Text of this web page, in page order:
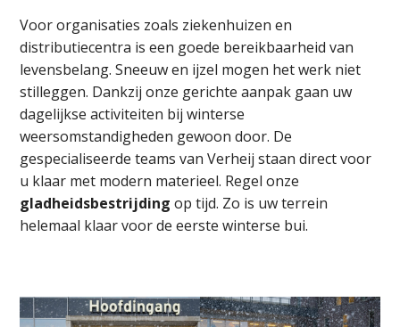
Voor organisaties zoals ziekenhuizen en
distributiecentra is een goede bereikbaarheid van
levensbelang. Sneeuw en ijzel mogen het werk niet
stilleggen. Dankzij onze gerichte aanpak gaan uw
dagelijkse activiteiten bij winterse
weersomstandigheden gewoon door. De
gespecialiseerde teams van Verheij staan direct voor
u klaar met modern materieel. Regel onze
gladheidsbestrijding op tijd. Zo is uw terrein
helemaal klaar voor de eerste winterse bui.